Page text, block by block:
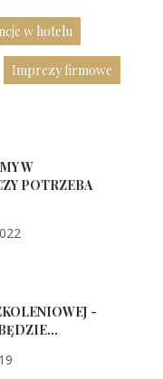
w hotelu
Imprezy firmowe
W
POTRZEBA
-